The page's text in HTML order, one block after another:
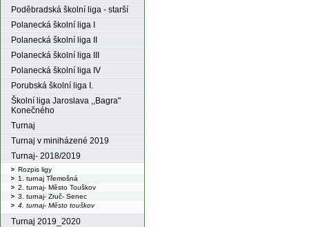
Poděbradská školní liga - starší
Polanecká školní liga I
Polanecká školní liga II
Polanecká školní liga III
Polanecká školní liga IV
Porubská školní liga I.
Školní liga Jaroslava ,,Bagra"
Konečného
Turnaj
Turnaj v miniházené 2019
Turnaj- 2018/2019
Rozpis ligy
1. turnaj Třemošná
2. turnaj- Město Touškov
3. turnaj- Zruč- Senec
4. turnaj- Město touškov
Turnaj 2019_2020